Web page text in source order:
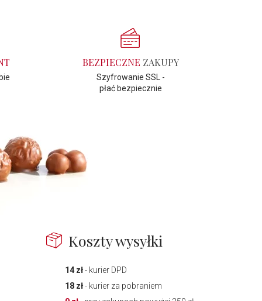
BEZPIECZNE ZAKUPY
Szyfrowanie SSL -
płać bezpiecznie
Koszty wysyłki
14 zł- kurier DPD
18 zł- kurier za pobraniem